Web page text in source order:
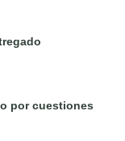
por cuestiones